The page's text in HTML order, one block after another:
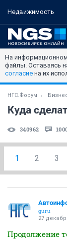
Недвижимость
На
файлы. Оставаясь
согласие на их
НГС.Форум
Куда
340962
1 2 3
guru
27
Продолжение